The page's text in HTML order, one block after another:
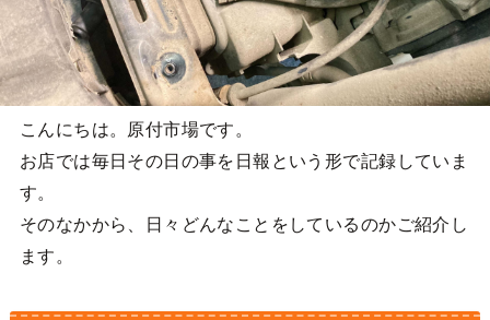
こんにちは。原付市場です。
お店では毎日その日の事を日報という形で記録していま
す。
そのなかから、日々どんなことをしているのかご紹介し
ます。